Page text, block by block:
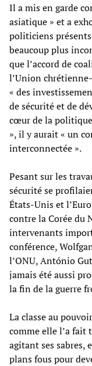
Il a mis en garde
asiatique » et a
politiciens
beaucoup plus
que l’accord de
l’Union
« des
de sécurité et de
cœur de la
», il y aurait « un
interconnectée ».
Pesant sur les
sécurité se
États-Unis et
contre la Corée du
intervenants
conférence,
l’ONU, António
jamais été aussi
la fin de la guerre
La classe au
comme elle l’a fait
agitant ses sabres,
plans fous pour